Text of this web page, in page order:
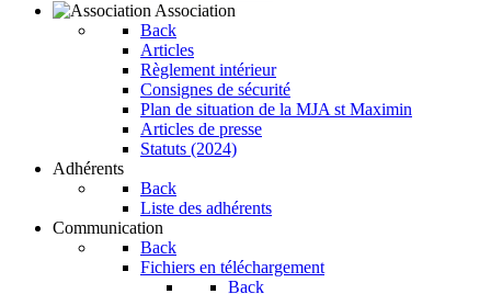
Association
Back
Articles
Règlement intérieur
Consignes de sécurité
Plan de situation de la MJA st Maximin
Articles de presse
Statuts (2024)
Adhérents
Back
Liste des adhérents
Communication
Back
Fichiers en téléchargement
Back